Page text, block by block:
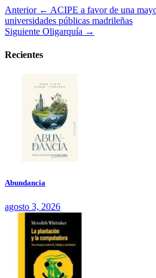
Anterior ← ACIPE a favor de una
universidades públicas madrileñas
Siguiente Oligarquía →
Recientes
Abundancia
agosto 3, 2026